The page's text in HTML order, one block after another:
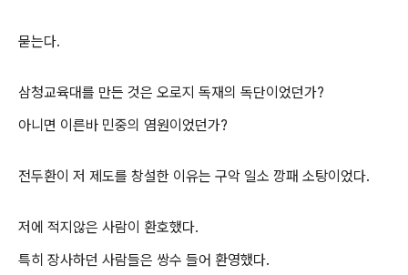
묻는다.
삼청교육대를 만든 것은 오로지 독재의 독단이었던가?
아니면 이른바 민중의 염원이었던가?
전두환이 저 제도를 창설한 이유는 구악 일소 깡패 소탕이었다.
저에 적지않은 사람이 환호했다.
특히 장사하던 사람들은 쌍수 들어 환영했다.